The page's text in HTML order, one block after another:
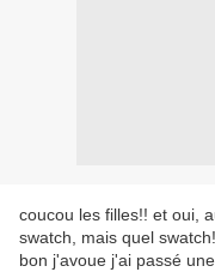
coucou les filles!! et oui,
swatch, mais quel
bon j'avoue j'ai passé